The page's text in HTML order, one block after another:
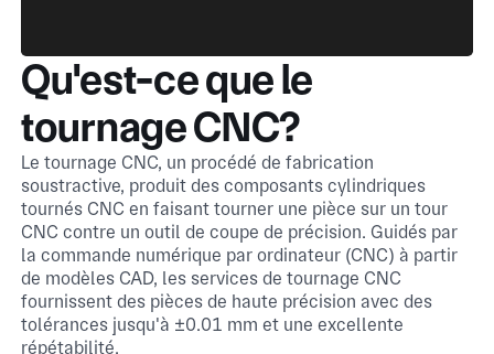
Qu'est-ce que le
tournage CNC?
Le tournage CNC, un procédé de fabrication
soustractive, produit des composants cylindriques
tournés CNC en faisant tourner une pièce sur un tour
CNC contre un outil de coupe de précision. Guidés par
la commande numérique par ordinateur (CNC) à partir
de modèles CAD, les services de tournage CNC
fournissent des pièces de haute précision avec des
tolérances jusqu'à ±0.01 mm et une excellente
répétabilité.